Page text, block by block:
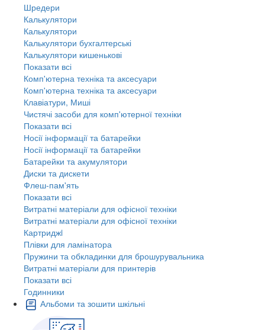
Шредери
Калькулятори
Калькулятори
Калькулятори бухгалтерські
Калькулятори кишенькові
Показати всі
Комп'ютерна техніка та аксесуари
Комп'ютерна техніка та аксесуари
Клавіатури, Миші
Чистячі засоби для комп'ютерної техніки
Показати всі
Носії інформації та батарейки
Носії інформації та батарейки
Батарейки та акумулятори
Диски та дискети
Флеш-пам'ять
Показати всі
Витратні матеріали для офісної техніки
Витратні матеріали для офісної техніки
Картриджi
Плівки для ламінатора
Пружини та обкладинки для брошурувальника
Витратні матеріали для принтерів
Показати всі
Годинники
Альбоми та зошити шкільні